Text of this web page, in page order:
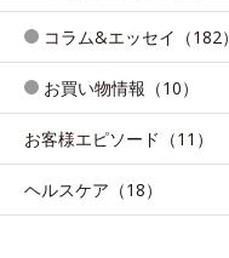
コラム&エッセイ（182）
お買い物情報（10）
お客様エピソード（11）
ヘルスケア（18）